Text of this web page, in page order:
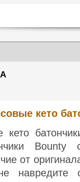
кето
кето
Bounty
от
навредите